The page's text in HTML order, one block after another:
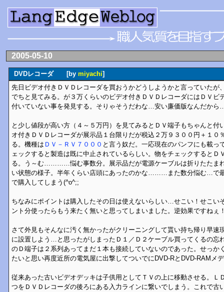
2005-05-10
DVDレコーダ [by miyachi]
先日ビデオ付きＤＶＤレコーダを買おうかどうしようかと言っていたが
でちと見てみる。が３万くらいのビデオ付きＤＶＤレコーダにはＤＶビ
付いていない事を発見する。そりゃそうだわな…安い廉価版なんだから
と少し値段が高い方（４～５万円）を見てみるとＤＶ端子もちゃんと付
オ付きＤＶＤレコーダが展示品１台限りだが税込２万９３００円＋１０
る。機種は ＤＶ－ＲＶ７０００ と言う奴だ。一応現在のパンフにも載っ
ェックすると製造は既に中止されているらしい。物をチェックするとＤ
る。う～む…………悩む事数分。展示品だが電源ケーブルは折りたたま
い状態の様子。半年くらい店頭にあったのかな………また数分悩む…で
で購入してしまう(^o^;;
ちなみにポイントは購入したその日は使えないらしい…せこい！せこい
ント分使ったらもう来たく無いと思ってしまいました。逆効果ですねぇ
さて外見もそんなに汚く無かったがクリーニングして貰い持ち帰り早速
に設置しよう…と思ったがしまったＤ１／Ｄ２ケーブル買ってくるの忘
のＤ端子は２系列あってまだ１本も接続していないのであった。せっか
たいと思い再度近所の電気屋に出撃してついでにDVD-RとDVD-RAMメ
従来あった古いビデオデッキは子供用としてＴＶの上に移動させる。Ｌ
つをＤＶＤレコーダの後ろにある入力ラインに繋いでしまう。これで古